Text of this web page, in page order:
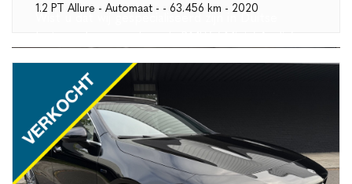
1.2 PT Allure - Automaat - - 63.456 km - 2020
LEES MEER